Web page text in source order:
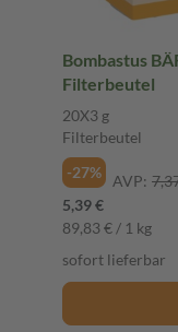
Bombastus
Filterbeutel
20X3 g
Filterbeutel
-27%
AVP:
5,39 €
89,83 € / 1 kg
sofort lieferbar